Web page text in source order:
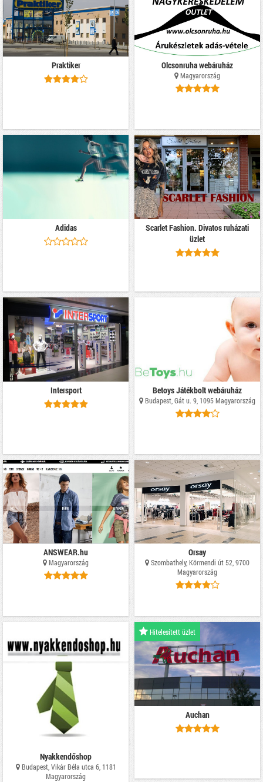
Praktiker Olcsonruha webáruház
Magyarország
Adidas
Scarlet Fashion. Divatos ruházati
üzlet
Intersport Betoys Játékbolt webáruház
Budapest, Gát u. 9, 1095 Magyarország
ANSWEAR.hu
Magyarország
Orsay
Szombathely, Körmendi út 52, 9700
Magyarország
Nyakkendőshop
Budapest, Vikár Béla utca 6, 1181
Magyarország
Hitelesített üzlet
Auchan